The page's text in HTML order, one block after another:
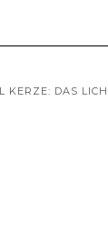
KERZE: DAS